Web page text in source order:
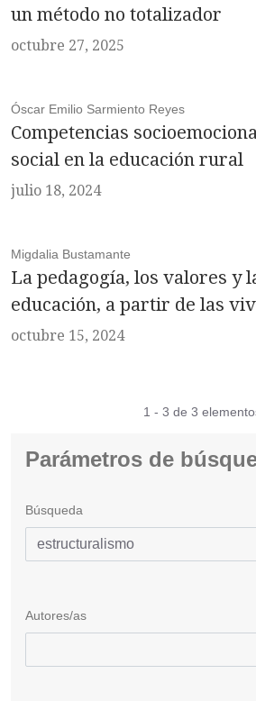
un método no totalizador
octubre 27, 2025
Óscar Emilio Sarmiento Reyes
Competencias
social en la educación rural
julio 18, 2024
Migdalia Bustamante
La pedagogía, los valores y
educación, a partir de las
octubre 15, 2024
1 - 3 de 3
Parámetros de
Búsqueda
Autores/as